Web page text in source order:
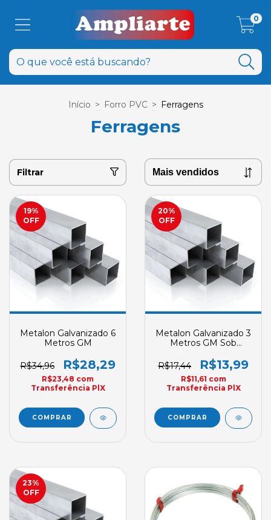
0
Início > Forro PVC > Ferragens
Ferragens
Filtrar
19%
OFF
Metalon Galvanizado 6
Metros GM
R$34,96 R$28,29
R$23,48 com
Transferência PlX
20%
OFF
Metalon Galvanizado 3
Metros GM Sob
R$17,44
R$13,99
R$11,61 com
Transferência PlX
23%
OFF